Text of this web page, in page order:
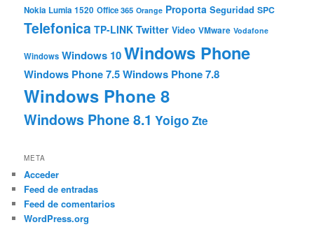
Nokia Lumia 1520 Office 365 Orange Proporta Seguridad SPC
Telefonica TP-LINK Twitter Video VMware Vodafone
Windows Windows 10Windows Phone
Windows Phone 7.5Windows Phone 7.8
Windows Phone 8
Windows Phone 8.1 Yoigo Zte
META
Acceder
Feed de entradas
Feed de comentarios
WordPress.org